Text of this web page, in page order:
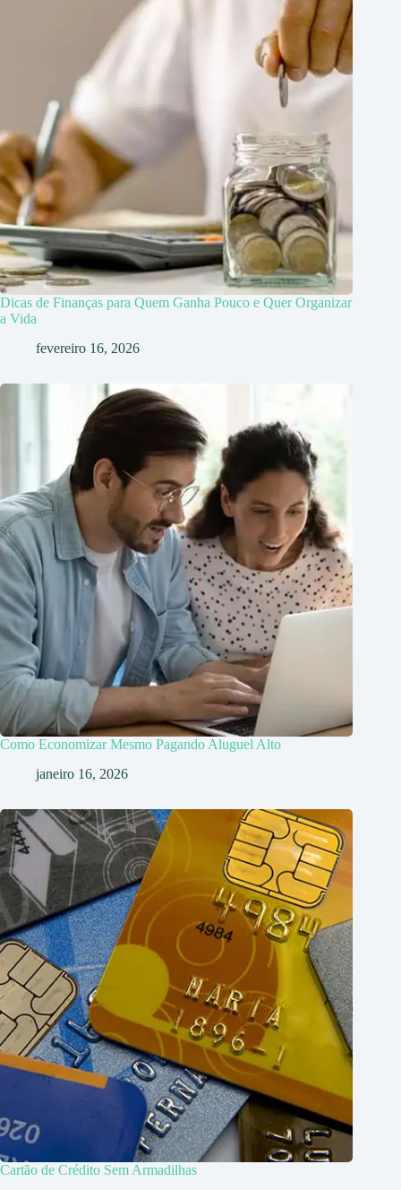
Dicas de Finanças para Quem Ganha Pouco e Quer Organizar
a Vida
fevereiro 16, 2026
Como Economizar Mesmo Pagando Aluguel Alto
janeiro 16, 2026
Cartão de Crédito Sem Armadilhas